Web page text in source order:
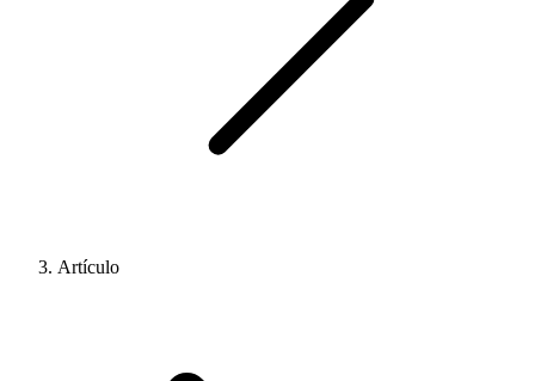
Artículo